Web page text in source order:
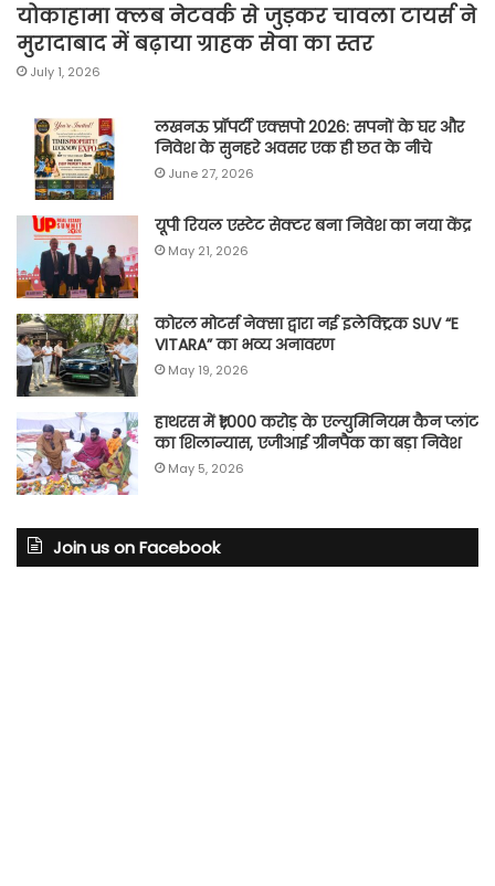
योकाहामा क्लब नेटवर्क से जुड़कर चावला टायर्स ने
मुरादाबाद में बढ़ाया ग्राहक सेवा का स्तर
July 1, 2026
लखनऊ प्रॉपर्टी एक्सपो 2026: सपनों के घर और
निवेश के सुनहरे अवसर एक ही छत के नीचे
June 27, 2026
यूपी रियल एस्टेट सेक्टर बना निवेश का नया केंद्र
May 21, 2026
कोरल मोटर्स नेक्सा द्वारा नई इलेक्ट्रिक SUV “E
VITARA” का भव्य अनावरण
May 19, 2026
हाथरस में ₹1,000 करोड़ के एल्युमिनियम कैन प्लांट
का शिलान्यास, एजीआई ग्रीनपैक का बड़ा निवेश
May 5, 2026
Join us on Facebook